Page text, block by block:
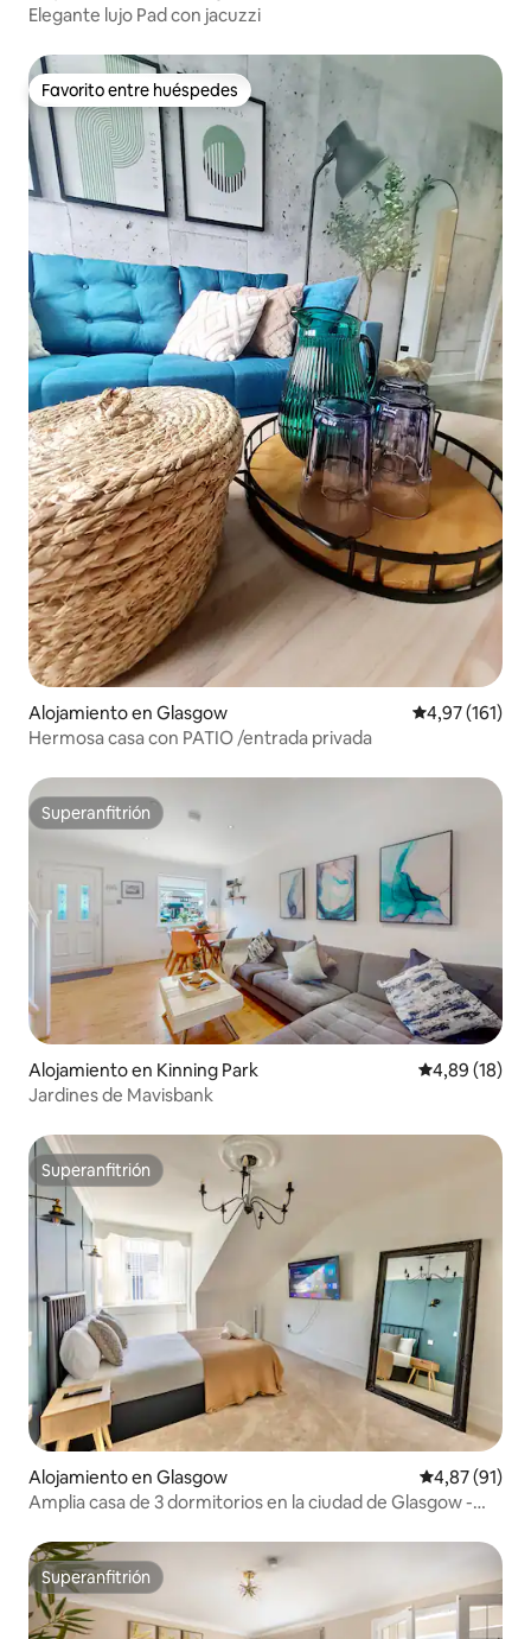
Elegante lujo Pad con jacuzzi
Favorito entre huéspedes
Favorito entre huéspedes
Alojamiento en Glasgow Calificación
4,97 (161)
Hermosa casa con PATIO /entrada privada
Superanfitrión
Superanfitrión
Alojamiento en Kinning Park Calificación
4,89 (18)
Jardines de Mavisbank
Superanfitrión
Superanfitrión
Alojamiento en Glasgow Calificación
4,87 (91)
Amplia casa de 3 dormitorios en la ciudad de Glasgow -
Superanfitrión
Superanfitrión